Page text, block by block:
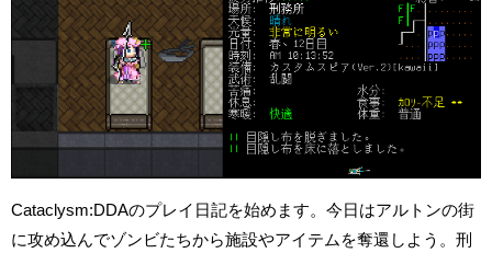
Cataclysm:DDAのプレイ日記を始めます。今日はアルトンの街
に攻め込んでゾンビたちから施設やアイテムを奪還しよう。刑